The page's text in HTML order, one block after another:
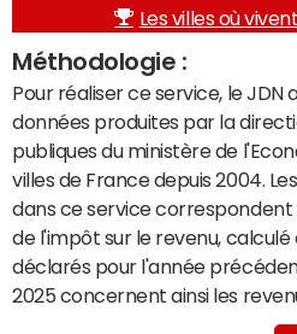
Les villes où
Méthodologie :
Pour réaliser ce service, le JDN
données produites par la
publiques du ministère de
villes de France depuis 2004.
dans ce service
de l'impôt sur le revenu,
déclarés pour l'année
2025 concernent ainsi les